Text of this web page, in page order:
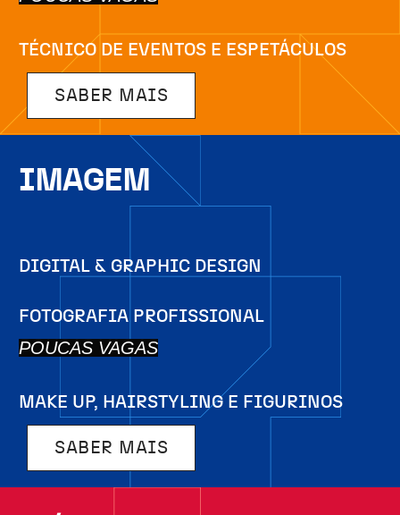
TÉCNICO DE EVENTOS E ESPETÁCULOS
SABER MAIS
IMAGEM
DIGITAL & GRAPHIC DESIGN
FOTOGRAFIA PROFISSIONAL
POUCAS VAGAS
MAKE UP, HAIRSTYLING E FIGURINOS
SABER MAIS